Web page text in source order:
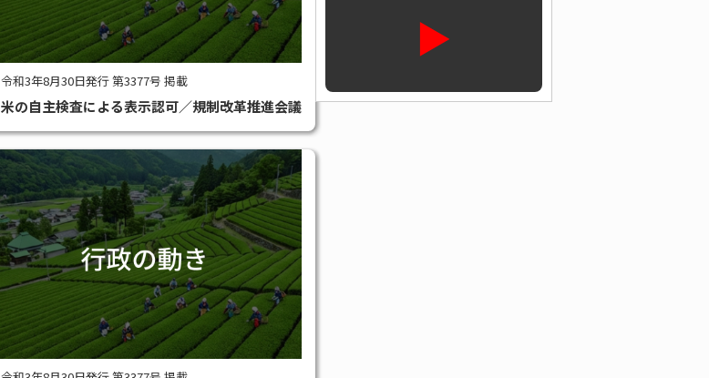
令和3年8月30日発行 第3377号 掲載
米の自主検査による表示認可／規制改革推進会議
▶